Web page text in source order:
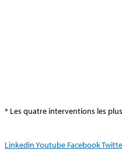
* Les quatre interventions les
LinkedinYoutube Facebook